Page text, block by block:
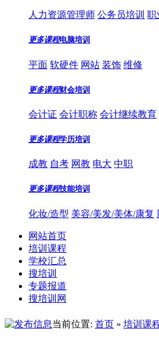
人力资源管理师 公务员培训 职
更多课程电脑培训
平面 软硬件 网站 装饰 维修
更多课程财会培训
会计证 会计职称 会计继续教育
更多课程学历培训
成教 自考 网教 电大 中职
更多课程技能培训
化妆/造型 美容/美发/美体/康复
网站首页
培训课程
学校汇总
搜培训
专题报道
搜培训网
当前位置: 首页 » 培训课